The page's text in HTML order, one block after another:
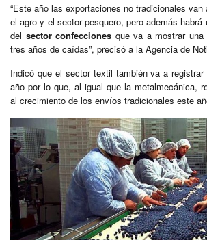
“Este año las exportaciones no tradicionales
el agro y el sector pesquero, pero además habrá
del sector confecciones que va a mostrar una
tres años de caídas”, precisó a la Agencia de
Indicó que el sector textil también va a registrar
año por lo que, al igual que la metalmecánica,
al crecimiento de los envíos tradicionales este